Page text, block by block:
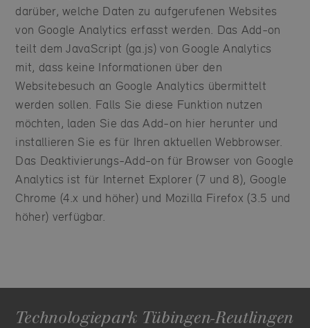
darüber, welche Daten zu aufgerufenen Websites
von Google Analytics erfasst werden. Das Add-on
teilt dem JavaScript (ga.js) von Google Analytics
mit, dass keine Informationen über den
Websitebesuch an Google Analytics übermittelt
werden sollen. Falls Sie diese Funktion nutzen
möchten, laden Sie das Add-on hier herunter und
installieren Sie es für Ihren aktuellen Webbrowser.
Das Deaktivierungs-Add-on für Browser von Google
Analytics ist für Internet Explorer (7 und 8), Google
Chrome (4.x und höher) und Mozilla Firefox (3.5 und
höher) verfügbar.
Technologiepark Tübingen-Reutlingen